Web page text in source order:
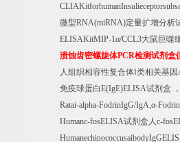
微型RNA(miRNA)定量扩增分析
ELISAKitMIP-1α/CCL3大鼠巨噬
溃蚀齿密螺旋体PCR检测试剂盒
人组织相容性复合体Ⅰ类相关基因
免疫球蛋白E(IgE)ELISA试剂盒
Ratai-alpha-FodrinIgG/IgA,α-
Humanc-fosELISA试剂盒人c-